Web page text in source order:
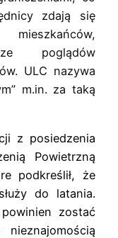
zdają się
poglądów
ULC nazywa
m.in. za taką
z posiedzenia
Powietrzną
podkreślił, że
do latania.
zostać